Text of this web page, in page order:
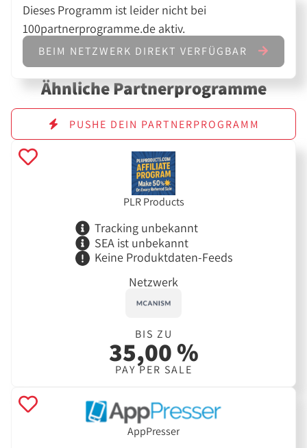
Dieses Programm ist leider nicht bei
100partnerprogramme.de aktiv.
BEIM NETZWERK DIREKT VERFÜGBAR
Ähnliche Partnerprogramme
PUSHE DEIN PARTNERPROGRAMM
PLR Products
Tracking unbekannt
SEA ist unbekannt
Keine Produktdaten-Feeds
Netzwerk
BIS ZU
35,00 %
PAY PER SALE
AppPresser